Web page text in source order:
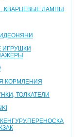
КВАРЦЕВЫЕ ЛАМПЫ
ИГРУШКИ
КОРМЛЕНИЯ
ТОЛКАТЕЛИ